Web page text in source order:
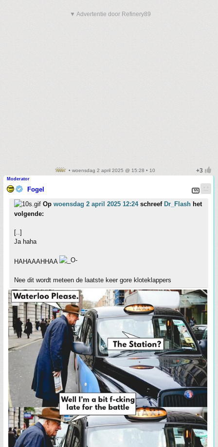
▼ Advertentie door Refinery89
• woensdag 2 april 2025 @ 15:28 • 10
Moderator
Fogel
Op woensdag 2 april 2025 12:24schreef Dr_Flash het
volgende:
[..]
Ja haha
HAHAAAHHAA
Nee dit wordt meteen de laatste keer gore kloteklappers